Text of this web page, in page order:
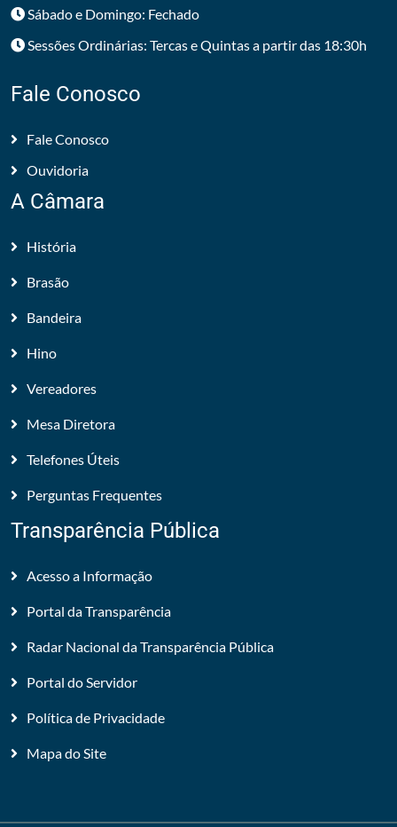
Sábado e Domingo: Fechado
Sessões Ordinárias: Tercas e Quintas a partir das 18:30h
Fale Conosco
Fale Conosco
Ouvidoria
A Câmara
História
Brasão
Bandeira
Hino
Vereadores
Mesa Diretora
Telefones Úteis
Perguntas Frequentes
Transparência Pública
Acesso a Informação
Portal da Transparência
Radar Nacional da Transparência Pública
Portal do Servidor
Política de Privacidade
Mapa do Site